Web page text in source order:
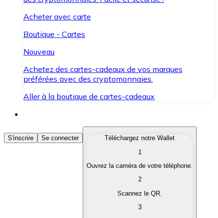
Acheter avec carte
Boutique - Cartes
Nouveau
Achetez des cartes-cadeaux de vos marques
préférées avec des cryptomonnaies.
Aller à la boutique de cartes-cadeaux
Acheter des Cryptomonnaies
Achetez les cryptomonnaies qui vous intéressent
Convertissez vos cryptomonnaies en monnaie
S'inscrire Se connecter
Téléchargez notre Wallet
1
Ouvrez la caméra de votre téléphone.
2
Scannez le QR.
3